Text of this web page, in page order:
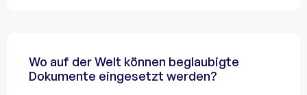
Wo auf der Welt können beglaubigte
Dokumente eingesetzt werden?